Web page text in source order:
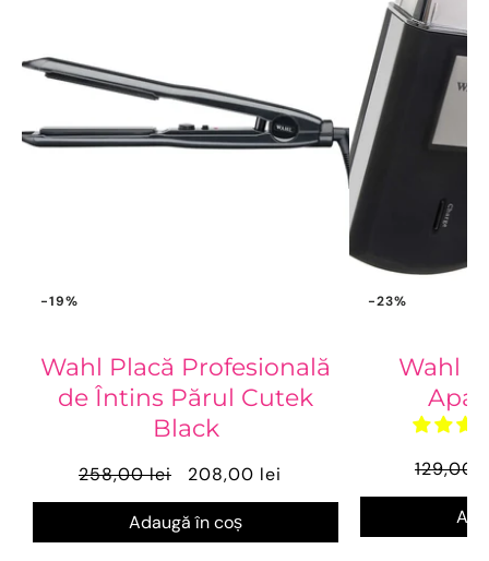
-19%
Wahl Placă Profesională
de Întins Părul Cutek
Black
258,00 lei 208,00 lei
Adaugă în coș
-23%
Wahl
129,00